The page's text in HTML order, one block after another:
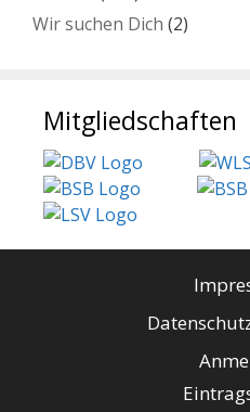
Wir suchen Dich (2)
Mitgliedschaften